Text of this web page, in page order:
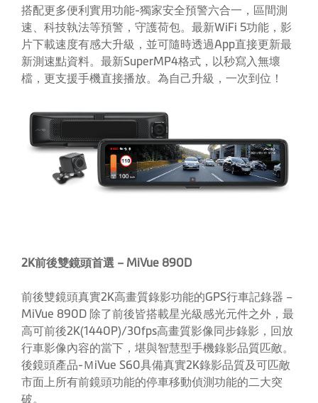
搭配更多便利實用功能-獨家安全預警六合一，區間測
速、科技執法等預警，守護荷包。最新WiFi 5功能，影
片下載速度有感大升級，並可隨時透過App直接更新最
新測速點資料。最新SuperMP4格式，以秒寫入無壞
檔，更支援手機直接播放。為自己升級，一次到位！
2K前後雙鏡頭首選 – MiVue 890D
前後雙鏡頭真實2K高畫質錄影功能的GPS行車記錄器 –
MiVue 890D 除了前後皆搭載星光級感光元件之外，最
高可前後2K(1440P)/30fps高畫質影像同步錄影，回放
行車影像內容的當下，堪與智慧型手機錄影品質匹敵。
後鏡頭產品-ＭiVue S60具備真實2K錄影品質及可匹敵
市面上所有前鏡頭功能的停車移動偵測功能的二大突
破。